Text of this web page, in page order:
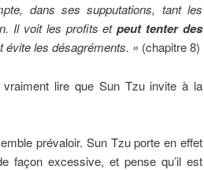
dans ses supputations, tant les
Il voit les profits etpeut tenter des
évite les désagréments. » (chapitre 8)
lire que Sun Tzu invite à la
prévaloir. Sun Tzu porte en effet
façon excessive, et pense qu’il est